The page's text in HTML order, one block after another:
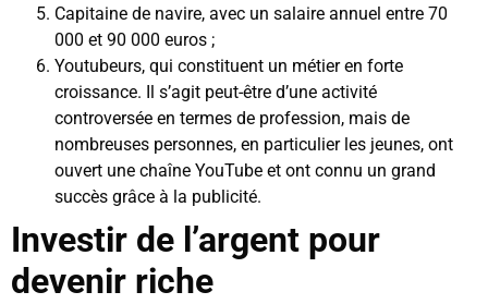
Capitaine de navire, avec un salaire annuel entre 70
000 et 90 000 euros ;
Youtubeurs, qui constituent un métier en forte
croissance. Il s’agit peut-être d’une activité
controversée en termes de profession, mais de
nombreuses personnes, en particulier les jeunes, ont
ouvert une chaîne YouTube et ont connu un grand
succès grâce à la publicité.
Investir de l’argent pour
devenir riche